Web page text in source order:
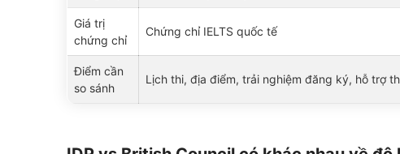
Giá trị
chứng chỉ
Chứng chỉ IELTS quốc tế
Điểm cần
so sánh
Lịch thi, địa điểm, trải nghiệm đăng ký, hỗ trợ